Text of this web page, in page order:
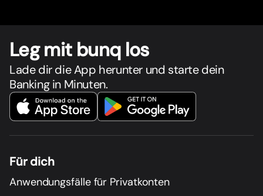
Leg mit bunq los
Lade dir die App herunter und starte dein
Banking in Minuten.
Für dich
Anwendungsfälle für Privatkonten